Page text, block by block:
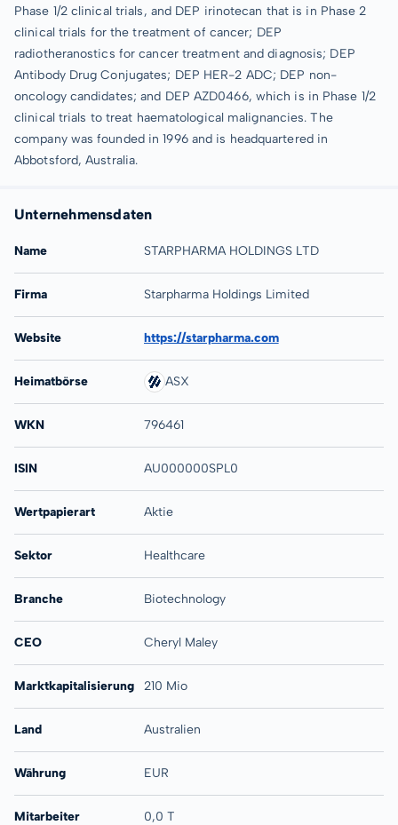
Phase 1/2 clinical trials, and DEP irinotecan that is in Phase 2
clinical trials for the treatment of cancer; DEP
radiotheranostics for cancer treatment and diagnosis; DEP
Antibody Drug Conjugates; DEP HER-2 ADC; DEP non-
oncology candidates; and DEP AZD0466, which is in Phase 1/2
clinical trials to treat haematological malignancies. The
company was founded in 1996 and is headquartered in
Abbotsford, Australia.
Unternehmensdaten
Name STARPHARMA HOLDINGS LTD
Firma Starpharma Holdings Limited
Website https://starpharma.com
Heimatbörse ASX
WKN 796461
ISIN AU000000SPL0
Wertpapierart Aktie
Sektor Healthcare
Branche Biotechnology
CEO Cheryl Maley
Marktkapitalisierung 210 Mio
Land Australien
Währung EUR
Mitarbeiter 0,0 T